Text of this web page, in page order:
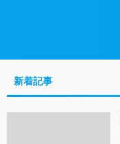
新着記事